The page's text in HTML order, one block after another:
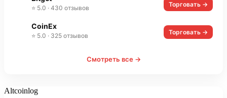
⭐ 5.0 · 430 отзывов Торговать →
CoinEx
⭐ 5.0 · 325 отзывов Торговать →
Смотреть все →
Altcoinlog